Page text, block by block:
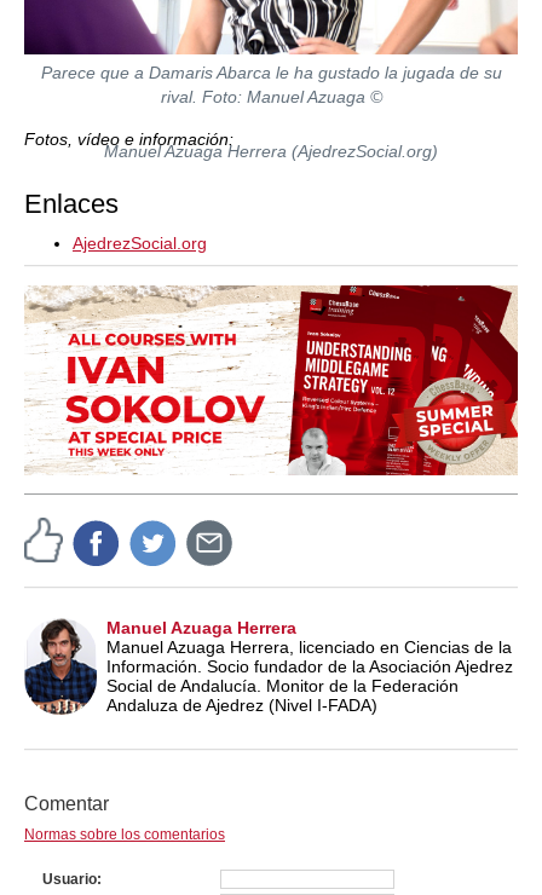
Parece que a Damaris Abarca le ha gustado la jugada de su
rival. Foto: Manuel Azuaga ©
Fotos, vídeo e información:
Manuel Azuaga Herrera (AjedrezSocial.org)
Enlaces
AjedrezSocial.org
Manuel Azuaga Herrera
Manuel Azuaga Herrera, licenciado en Ciencias de la
Información. Socio fundador de la Asociación Ajedrez
Social de Andalucía. Monitor de la Federación
Andaluza de Ajedrez (Nivel I-FADA)
Comentar
Normas sobre los comentarios
Usuario